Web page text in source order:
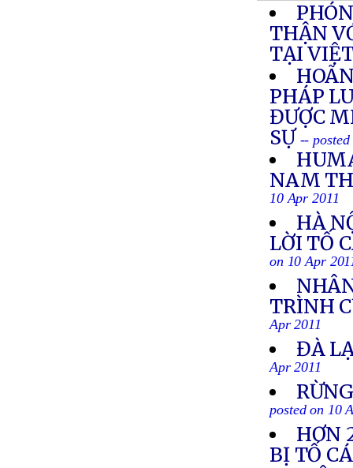
THẬN
TẠI
PHÁP
ĐƯỢC
SỰ --
NAM
10 Apr 2011
HÀ
LỜI TỐ
on 10 Apr
TRÌNH
Apr 2011
ĐÀ
Apr 2011
posted on 10
HƠN
BỊ TỐ